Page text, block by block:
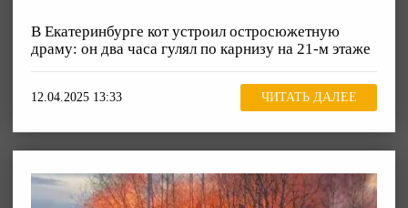
В Екатеринбурге кот устроил остросюжетную
драму: он два часа гулял по карнизу на 21-м этаже
12.04.2025 13:33 ЧИТАТЬ ДАЛЕЕ